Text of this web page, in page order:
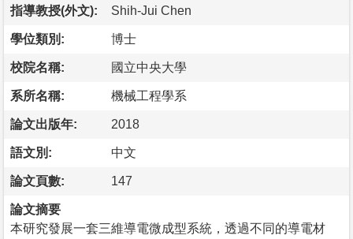
指導教授(外文): Shih-Jui Chen
學位類別: 博士
校院名稱: 國立中央大學
系所名稱: 機械工程學系
論文出版年: 2018
語文別: 中文
論文頁數: 147
論文摘要
本研究發展一套三維導電微成型系統，透過不同的導電材